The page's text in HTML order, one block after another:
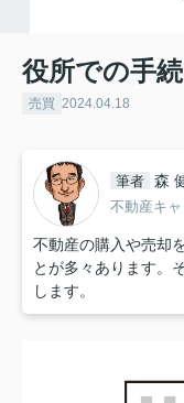
役所での手
売買 2024.04.18
筆者 森
不動産キ
不動産の購入や売却
とが多々あります。
します。